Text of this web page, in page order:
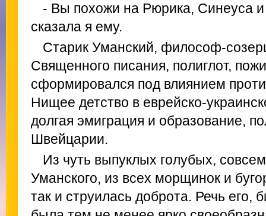
- Вы похожи на Рюрика, Синеуса
сказала я ему.
Старик Уманский, философ-
Священного писания, полиглот,
сформировался под влиянием
Нищее детство в еврейско-
долгая эмиграция и образование,
Швейцарии.
Из чуть выпуклых голубых,
Уманского, из всех морщинок и
так и струилась доброта. Речь его,